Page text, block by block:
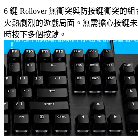
6 鍵 Rollover 無衝突與防按鍵衝突的
火熱劇烈的遊戲局面。無需擔心按鍵
時按下多個按鍵。